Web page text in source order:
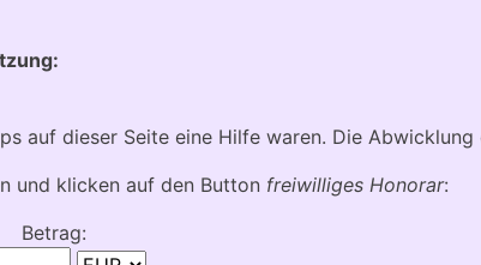
auf dieser Seite eine Hilfe waren. Die
und klicken auf den Button freiwilliges Honorar:
Betrag: